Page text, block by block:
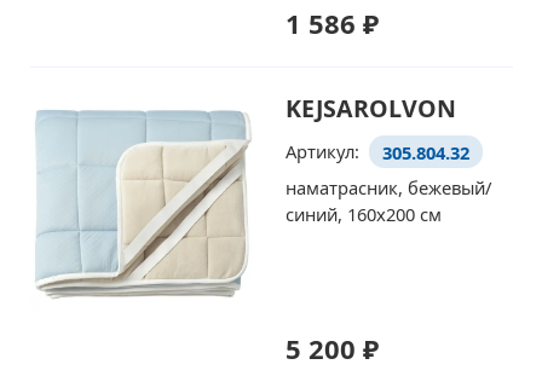
1 586 ₽
KEJSAROLVON
Артикул:
305.804.32
наматрасник, бежевый/
синий, 160x200 см
5 200 ₽